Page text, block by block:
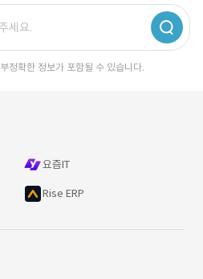
정확한 정보가 포함될 수 있습니다.
요즘IT
Rise ERP